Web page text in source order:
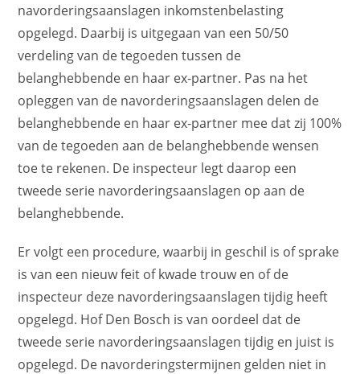
navorderingsaanslagen inkomstenbelasting
opgelegd. Daarbij is uitgegaan van een 50/50
verdeling van de tegoeden tussen de
belanghebbende en haar ex-partner. Pas na het
opleggen van de navorderingsaanslagen delen de
belanghebbende en haar ex-partner mee dat zij 100%
van de tegoeden aan de belanghebbende wensen
toe te rekenen. De inspecteur legt daarop een
tweede serie navorderingsaanslagen op aan de
belanghebbende.
Er volgt een procedure, waarbij in geschil is of sprake
is van een nieuw feit of kwade trouw en of de
inspecteur deze navorderingsaanslagen tijdig heeft
opgelegd. Hof Den Bosch is van oordeel dat de
tweede serie navorderingsaanslagen tijdig en juist is
opgelegd. De navorderingstermijnen gelden niet in